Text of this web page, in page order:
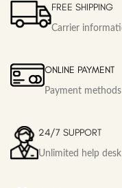
FREE SHIPPING
Carrier
ONLINE PAYMENT
Payment methods
24/7 SUPPORT
Unlimited help desk